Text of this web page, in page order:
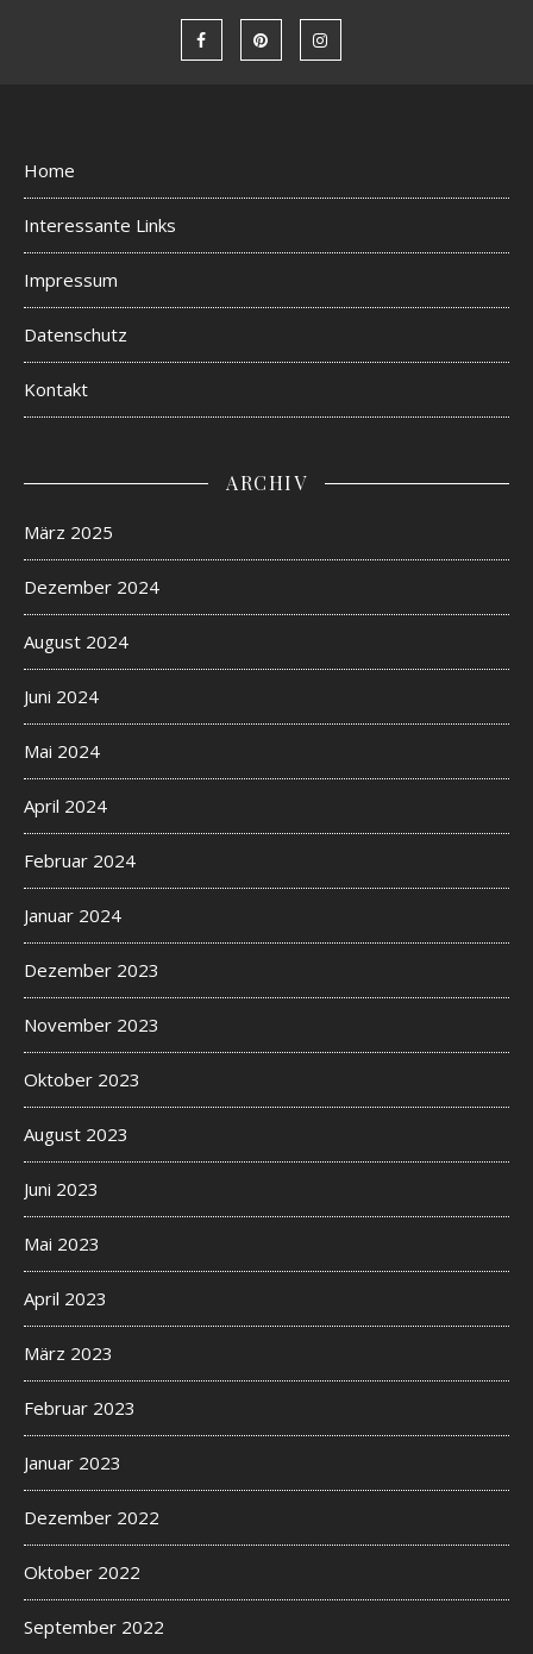
Home
Interessante Links
Impressum
Datenschutz
Kontakt
ARCHIV
März 2025
Dezember 2024
August 2024
Juni 2024
Mai 2024
April 2024
Februar 2024
Januar 2024
Dezember 2023
November 2023
Oktober 2023
August 2023
Juni 2023
Mai 2023
April 2023
März 2023
Februar 2023
Januar 2023
Dezember 2022
Oktober 2022
September 2022